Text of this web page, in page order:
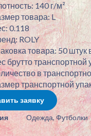
140 г/м²
товара: L
0.118
ROLY
товара: 50 штук
брутто транспортной
в
транспортной
заявку
Одежда,Футболки